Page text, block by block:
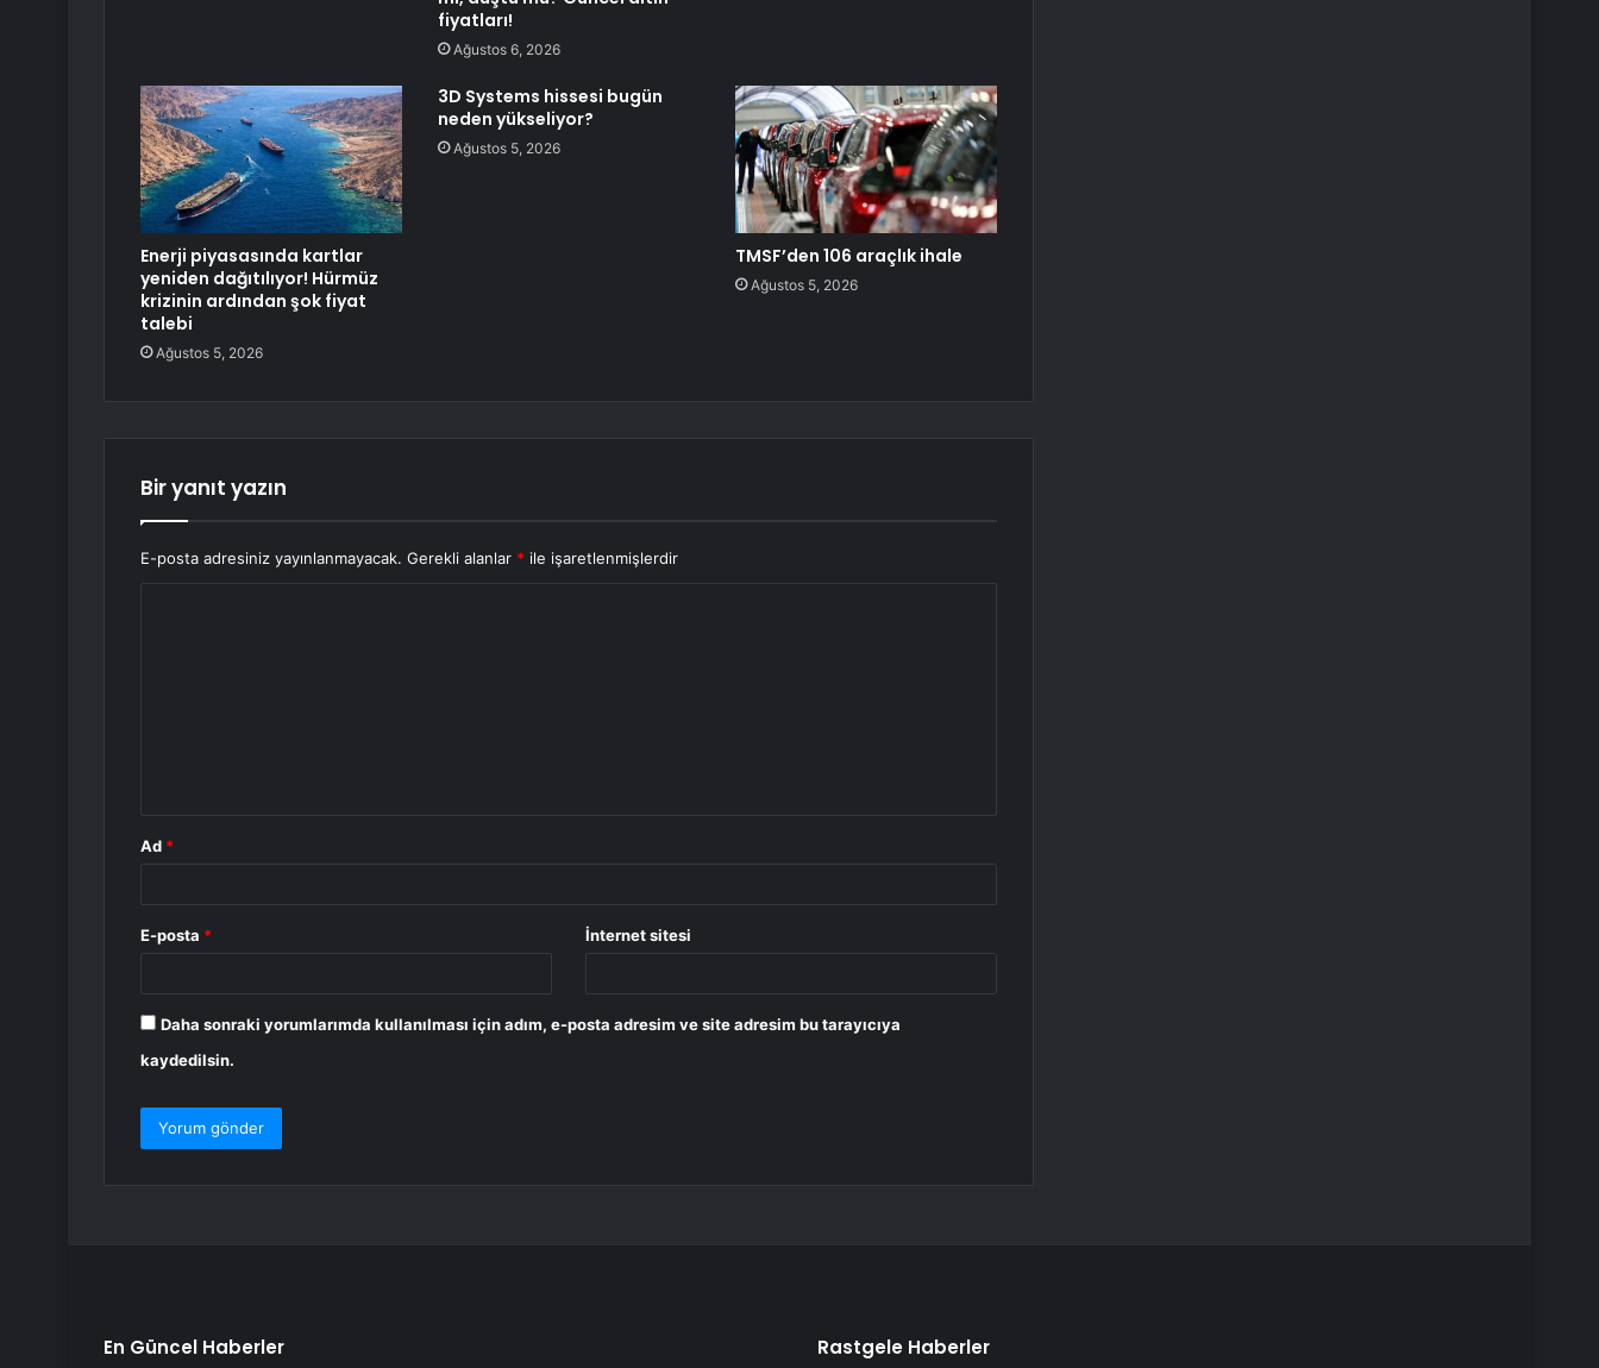
fiyatları!
Ağustos 6, 2026
Enerji piyasasında kartlar
yeniden dağıtılıyor! Hürmüz
krizinin ardından şok fiyat
talebi
Ağustos 5, 2026
3D Systems hissesi bugün
neden yükseliyor?
Ağustos 5, 2026
TMSF’den 106 araçlık ihale
Ağustos 5, 2026
Bir yanıt yazın
E-posta adresiniz yayınlanmayacak. Gerekli alanlar * ile işaretlenmişlerdir
Ad *
E-posta * İnternet sitesi
Daha sonraki yorumlarımda kullanılması için adım, e-posta adresim ve site adresim bu tarayıcıya
kaydedilsin.
En Güncel Haberler Rastgele Haberler